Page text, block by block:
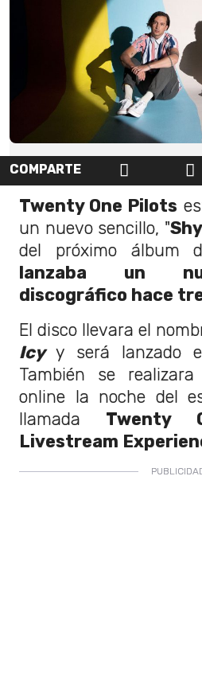
COMPARTE
Twenty One Pilots
un nuevo sencillo, "
del próximo álbum
lanzaba un
discográfico hace
El disco llevara el
Icyy será lanzado
También se
online la noche del
llamada Twenty
Livestream